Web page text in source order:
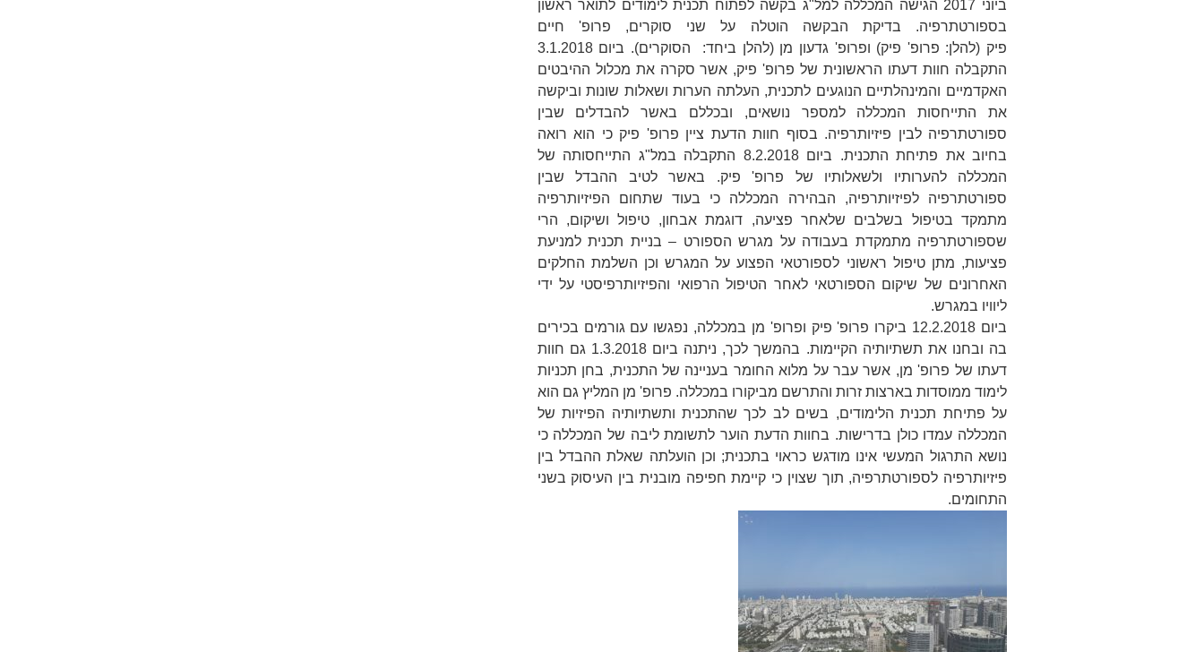
ביוני 2017 הגישה המכללה למל"ג בקשה לפתוח תכנית לימודים לתואר ראשון
בספורטתרפיה. בדיקת הבקשה הוטלה על שני סוקרים, פרופ' חיים
פיק (להלן: פרופ' פיק) ופרופ' גדעון מן (להלן ביחד: הסוקרים
). ביום 3.1.2018
התקבלה חוות דעתו הראשונית של פרופ' פיק, אשר סקרה את מכלול ההיבטים
האקדמיים והמינהלתיים הנוגעים לתכנית, העלתה הערות ושאלות שונות וביקשה
את התייחסות המכללה למספר נושאים, ובכללם באשר להבדלים שבין
ספורטתרפיה לבין פיזיותרפיה. בסוף חוות הדעת ציין פרופ' פיק כי הוא רואה
בחיוב את פתיחת התכנית. ביום 8.2.2018 התקבלה במל"ג התייחסותה של
המכללה להערותיו ולשאלותיו של פרופ' פיק. באשר לטיב ההבדל שבין
ספורטתרפיה לפיזיותרפיה, הבהירה המכללה כי בעוד שתחום הפיזיותרפיה
מתמקד בטיפול בשלבים שלאחר פציעה, דוגמת אבחון, טיפול ושיקום, הרי
שספורטתרפיה מתמקדת בעבודה על מגרש הספורט – בניית תכנית למניעת
פציעות, מתן טיפול ראשוני לספורטאי הפצוע על המגרש וכן השלמת החלקים
האחרונים של שיקום הספורטאי לאחר הטיפול הרפואי והפיזיותרפיסטי על ידי
ליוויו במגרש.
ביום 12.2.2018 ביקרו פרופ' פיק ופרופ' מן במכללה, נפגשו עם גורמים בכירים
בה ובחנו את תשתיותיה הקיימות. בהמשך לכך, ניתנה ביום 1.3.2018 גם חוות
דעתו של פרופ' מן, אשר עבר על מלוא החומר בעניינה של התכנית, בחן תכניות
לימוד ממוסדות בארצות זרות והתרשם מביקורו במכללה. פרופ' מן המליץ גם הוא
על פתיחת תכנית הלימודים, בשים לב לכך שהתכנית ותשתיותיה הפיזיות של
המכללה עמדו כולן בדרישות. בחוות הדעת הוער לתשומת ליבה של המכללה כי
נושא התרגול המעשי אינו מודגש כראוי בתכנית; וכן הועלתה שאלת ההבדל בין
פיזיותרפיה לספורטתרפיה, תוך שצוין כי קיימת חפיפה מובנית בין העיסוק בשני
התחומים.